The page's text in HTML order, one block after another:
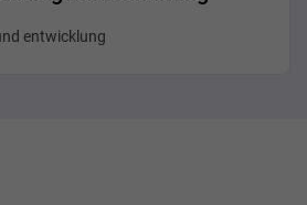
entwicklung